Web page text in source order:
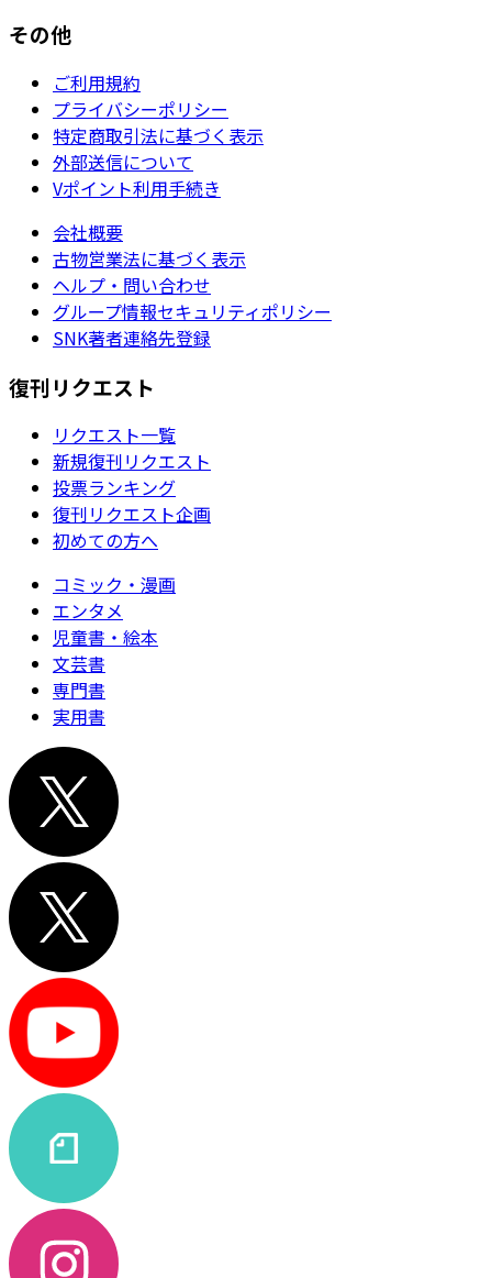
その他
ご利用規約
プライバシーポリシー
特定商取引法に基づく表示
外部送信について
Vポイント利用手続き
会社概要
古物営業法に基づく表示
ヘルプ・問い合わせ
グループ情報セキュリティポリシー
SNK著者連絡先登録
復刊リクエスト
リクエスト一覧
新規復刊リクエスト
投票ランキング
復刊リクエスト企画
初めての方へ
コミック・漫画
エンタメ
児童書・絵本
文芸書
専門書
実用書